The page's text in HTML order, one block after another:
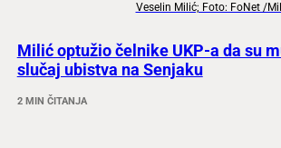
Veselin Milić; Foto: FoNet /
Milić optužio čelnike UKP-a da su
slučaj ubistva na Senjaku
2 MIN ČITANJA